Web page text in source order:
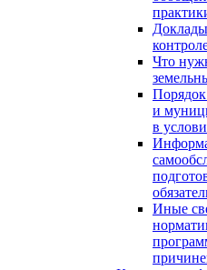
Что
Порядок
и
в
Иные